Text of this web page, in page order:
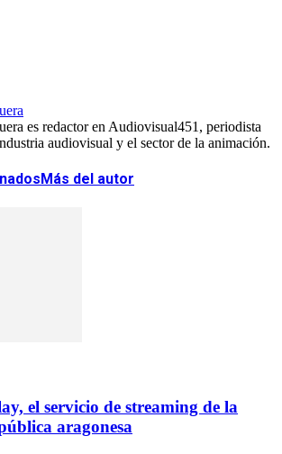
es redactor en Audiovisual451, periodista
audiovisual y el sector de la animación.
Más del autor
el servicio de streaming de la
aragonesa